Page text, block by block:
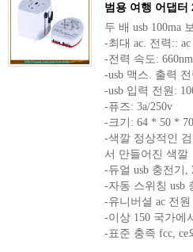
범용 여행 어댑
두 배 usb 100ma
-최대 ac. 전력:: ac
-전력 속도:
-usb 맥스. 출력
-usb 입력 전원:
-퓨즈: 3a/250v
-크기: 64 * 50 *
-색깔 정상적인
서 만들어진 색깔
-듀얼 usb 충전기,
-자동 스위칭 usb
-유니버셜 ac 전
-이상 150 국가에
-표준 충족 fcc, ce